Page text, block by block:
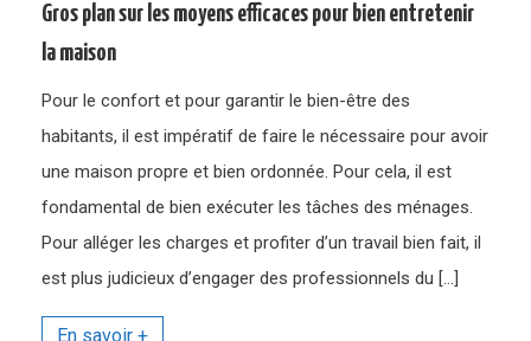
Gros plan sur les moyens efficaces pour bien entretenir
la maison
Pour le confort et pour garantir le bien-être des
habitants, il est impératif de faire le nécessaire pour avoir
une maison propre et bien ordonnée. Pour cela, il est
fondamental de bien exécuter les tâches des ménages.
Pour alléger les charges et profiter d’un travail bien fait, il
est plus judicieux d’engager des professionnels du […]